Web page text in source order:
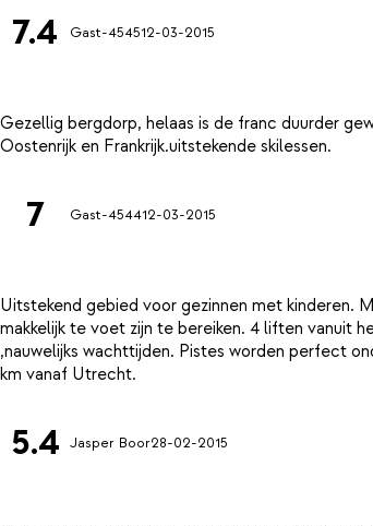
7.4 Gast-454512-03-2015
Gezellig bergdorp, helaas is de franc duurder
7 Gast-454412-03-2015
Uitstekend gebied voor gezinnen met kinderen.
makkelijk te voet zijn te bereiken. 4 liften vanuit
,nauwelijks wachttijden. Pistes worden perfect
5.4 Jasper Boor28-02-2015